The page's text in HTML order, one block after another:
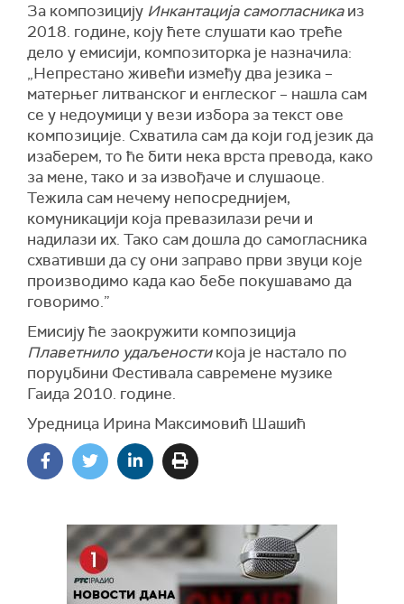
За композицију Инкантација самогласникаиз
2018. године, коју ћете слушати као треће
дело у емисији, композиторка је назначила:
„Непрестано живећи између два језика –
матерњег литванског и енглеског – нашла сам
се у недоумици у вези избора за текст ове
композиције. Схватила сам да који год језик да
изаберем, то ће бити нека врста превода, како
за мене, тако и за извођаче и слушаоце.
Тежила сам нечему непосреднијем,
комуникацији која превазилази речи и
надилази их. Тако сам дошла до самогласника
схвативши да су они заправо први звуци које
производимо када као бебе покушавамо да
говоримо.”
Емисију ће заокружити композиција
Плаветнило удаљеностикоја је настало по
поруџбини Фестивала савремене музике
Гаида 2010. године.
Уредница Ирина Максимовић Шашић